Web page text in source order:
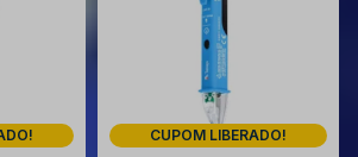
CUPOM LIBERADO!